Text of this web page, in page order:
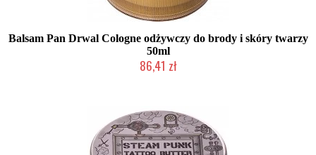
Balsam Pan Drwal Cologne odżywczy do brody i skóry twarzy
50ml
86,41 zł